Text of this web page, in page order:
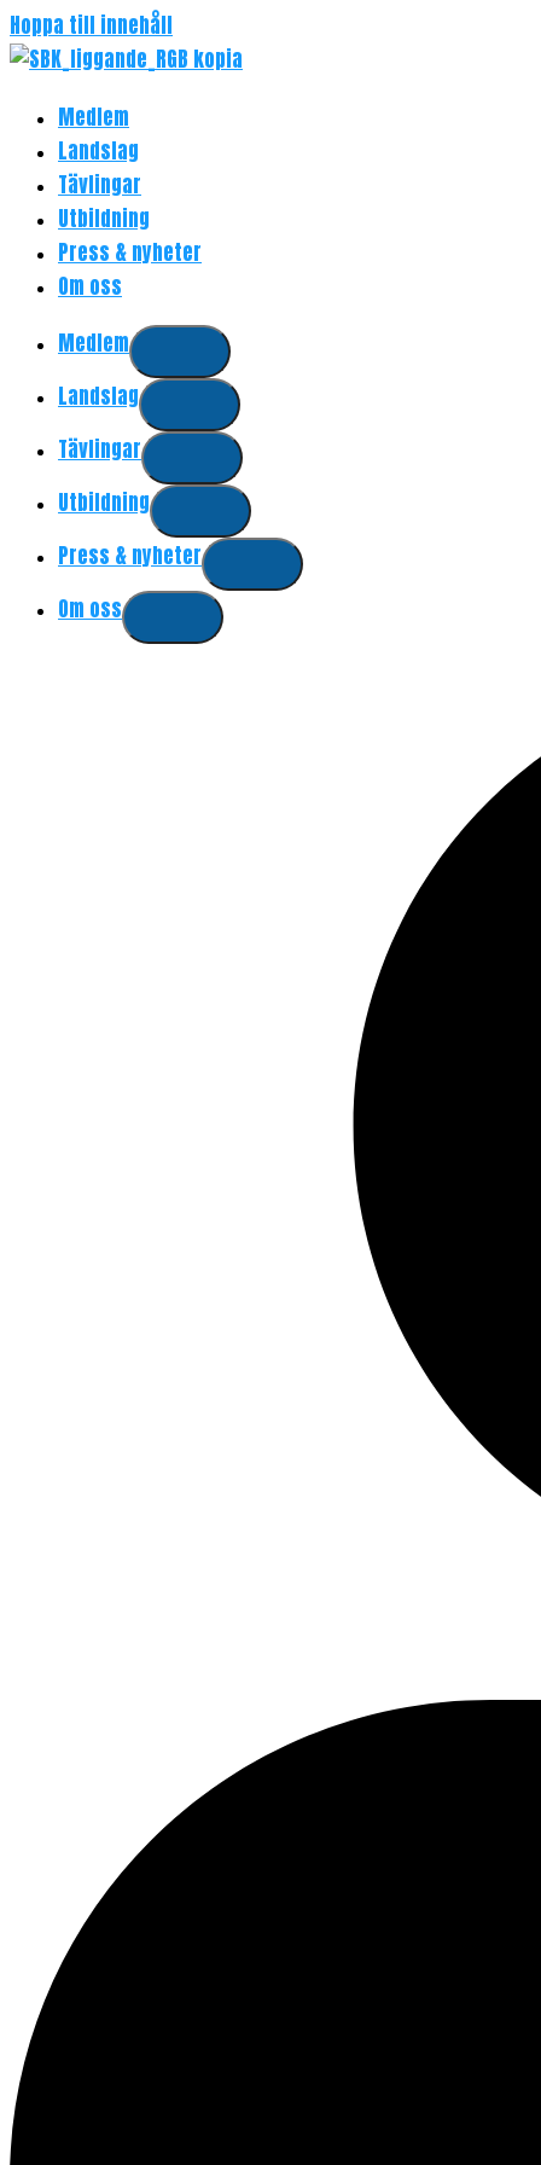
Hoppa till innehåll
Medlem
Landslag
Tävlingar
Utbildning
Press & nyheter
Om oss
Medlem
Landslag
Tävlingar
Utbildning
Press & nyheter
Om oss